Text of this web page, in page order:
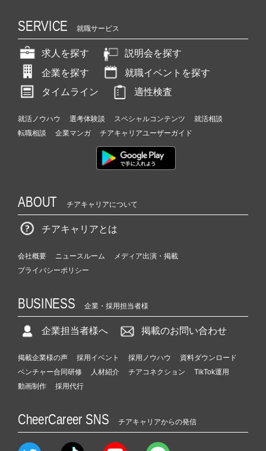
SERVICE 就職サービス
求人を探す
説明会を探す
企業を探す
就職イベントを探す
タイムライン
適性検査
就活ノウハウ 選考体験談 スペシャルコンテンツ
就活相談
転職相談
企業マンガ チアキャリアユーザーガイド
ABOUT チアキャリアについて
チアキャリアとは
会社概要 ニュースルーム
メディア出演・掲載
プライバシーポリシー
BUSINESS 企業・採用担当者様
企業担当者様へ 掲載のお問い合わせ
掲載企業様の声 採用イベント 採用ノウハウ
資料ダウンロード
ベンチャー合同研修
人材紹介 チアコネクション
TikTok運用
動画制作
採用代行
CheerCareer SNS チアキャリアからの発信